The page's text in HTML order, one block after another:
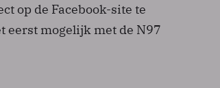
op de Facebook-site te
eerst mogelijk met de N97